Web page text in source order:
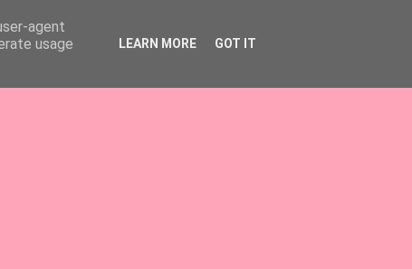
agent
usage
LEARN MORE GOT IT